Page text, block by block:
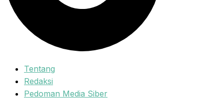
Tentang
Redaksi
Pedoman Media Siber